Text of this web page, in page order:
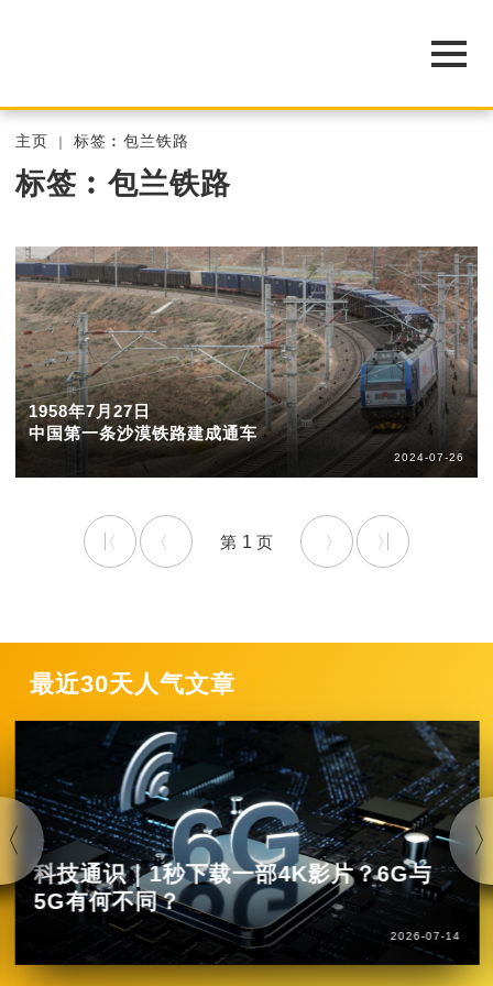
主页 标签︰包兰铁路
标签︰包兰铁路
1958年7月27日
中国第一条沙漠铁路建成通车
2024-07-26
1
最近30天人气文章
科技通识｜1秒下载一部4K影片？6G与
5G有何不同？
2026-07-14